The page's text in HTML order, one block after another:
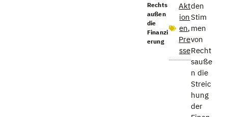
Rechts
außen
die
Finanzi
erung
Akt
ion
en,
Pre
sse
den
Stim
men
von
Recht
sauße
n die
Streic
hung
der